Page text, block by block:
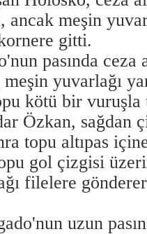
ancak meşin
gitti.
pasında ceza
yuvarlağı
kötü bir vuruşla
Özkan, sağdan
topu altıpas
gol çizgisi
filelere
uzun